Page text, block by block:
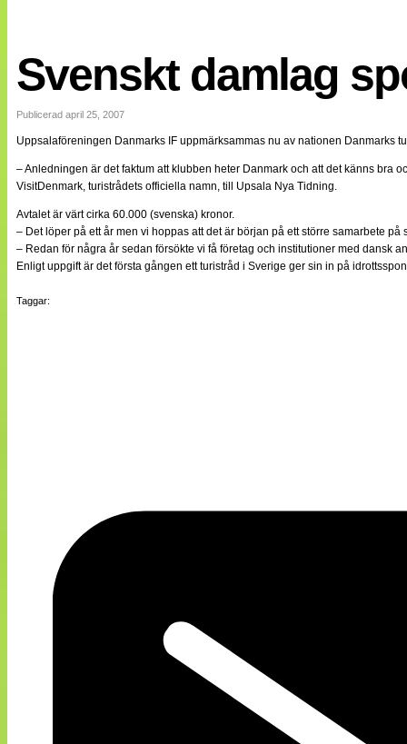
Landslaget
EM 2013
Internationellt
Bildreportage
Bloggar
Lagen
Webb-TV
Cuper
Medlemsbilder
Till klubbkassan
NÄTverket
Split vision
Svenskt damlag
Publicerad april 25, 2007
Uppsalaföreningen Danmarks IF uppmärksammas nu av nationen Danmarks
– Anledningen är det faktum att klubben heter Danmark och att det känns bra
VisitDenmark, turistrådets officiella namn, till Upsala Nya Tidning.
Avtalet är värt cirka 60.000 (svenska) kronor.
– Det löper på ett år men vi hoppas att det är början på ett större samarbete
– Redan för några år sedan försökte vi få företag och institutioner med dansk
Enligt uppgift är det första gången ett turistråd i Sverige ger sin in på
Taggar: